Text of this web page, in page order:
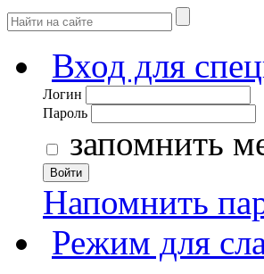
Вход для
Логин
Пароль
запомнить
Войти
Напомнить
Режим для